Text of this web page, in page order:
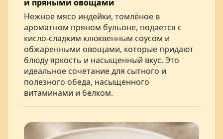
и пряными овощами
Нежное мясо индейки, томлёное в
ароматном пряном бульоне, подается с
кисло-сладким клюквенным соусом и
обжаренными овощами, которые придают
блюду яркость и насыщенный вкус. Это
идеальное сочетание для сытного и
полезного обеда, насыщенного
витаминами и белком.